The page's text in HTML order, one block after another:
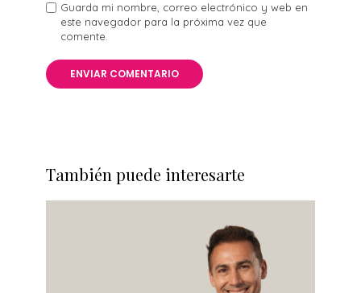
Guarda mi nombre, correo electrónico y web en
este navegador para la próxima vez que
comente.
También puede interesarte